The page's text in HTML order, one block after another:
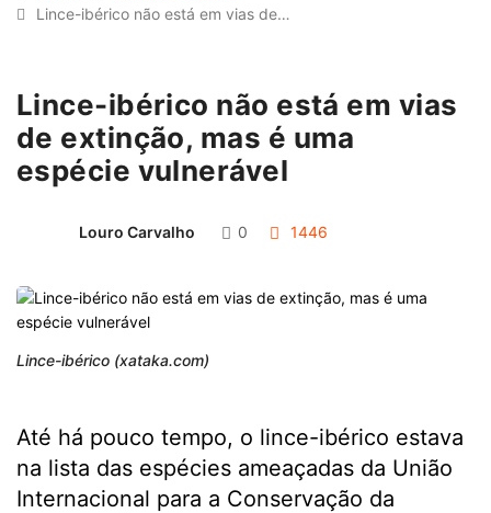
Lince-ibérico não está em vias de…
Lince-ibérico não está em vias
de extinção, mas é uma
espécie vulnerável
Louro Carvalho 0 1446
Lince-ibérico (xataka.com)
Até há pouco tempo, o lince-ibérico estava
na lista das espécies ameaçadas da União
Internacional para a Conservação da